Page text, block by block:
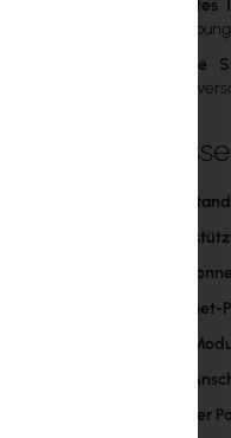
Flexible
LTE-
WiFi-
Ethernet-
GPS-
USB-
Serieller